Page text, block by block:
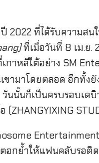
2022 ที่ได้รับความสน
ที่เมื่อวันที่ 8 เม.ย.
กาหลีใต้อย่าง SM
มาโดยตลอด อีกทั้งยั
นนั้นก็เป็นครบรอบเด
(ZHANGYIXING
อกย้ำให้แฟนคลับรอติ